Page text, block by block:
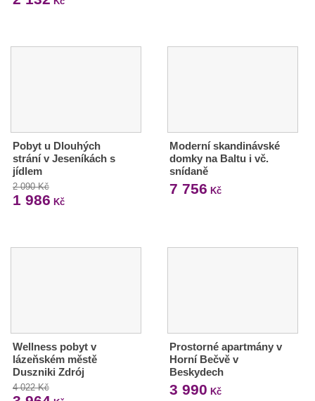
Pobyt u Dlouhých
strání v Jeseníkách s
jídlem
2 090 Kč
1 986 Kč
Moderní skandinávské
domky na Baltu i vč.
snídaně
7 756 Kč
Wellness pobyt v
lázeňském městě
Duszniki Zdrój
4 022 Kč
Prostorné apartmány v
Horní Bečvě v
Beskydech
3 990 Kč